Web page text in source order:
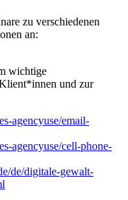
zu verschiedenen
an:
wichtige
und zur
agencyuse/email-
agencyuse/cell-phone-
de/digitale-gewalt-